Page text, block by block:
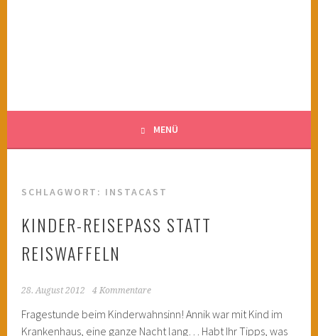
MENÜ
SCHLAGWORT: INSTACAST
KINDER-REISEPASS STATT
REISWAFFELN
28. August 2012 4 Kommentare
Fragestunde beim Kinderwahnsinn! Annik war mit Kind im
Krankenhaus, eine ganze Nacht lang… Habt Ihr Tipps, was